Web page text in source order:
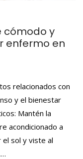
cómodo y
enfermo en
relacionados con
y el bienestar
Mantén la
acondicionado a
el sol y viste al